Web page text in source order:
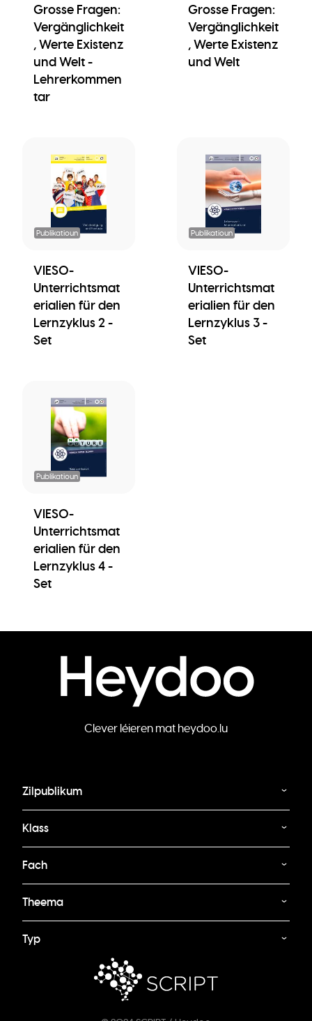
Grosse Fragen:
Vergänglichkeit
, Werte Existenz
und Welt -
Lehrerkommen
tar
Grosse Fragen:
Vergänglichkeit
, Werte Existenz
und Welt
Publikatioun
VIESO-
Unterrichtsmat
erialien für den
Lernzyklus 2 -
Set
Publikatioun
VIESO-
Unterrichtsmat
erialien für den
Lernzyklus 3 -
Set
Publikatioun
VIESO-
Unterrichtsmat
erialien für den
Lernzyklus 4 -
Set
Clever léieren mat heydoo.lu
Zilpublikum
Klass
Fach
Theema
Typ